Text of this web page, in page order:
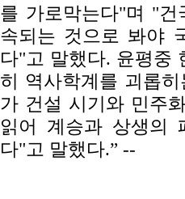
를 가로막는다"며 "
속되는 것으로 봐야
다"고 말했다. 윤평중
히 역사학계를 괴롭
가 건설 시기와 민주
읽어 계승과 상생의
다"고 말했다.” --